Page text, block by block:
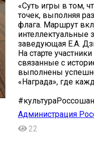
«Суть игры в том,
точек, выполняя
флага. Маршрут
интеллектуальные
заведующая Е.А.
На старте
связанные с
выполнены
«Награда», где
Администрация
22